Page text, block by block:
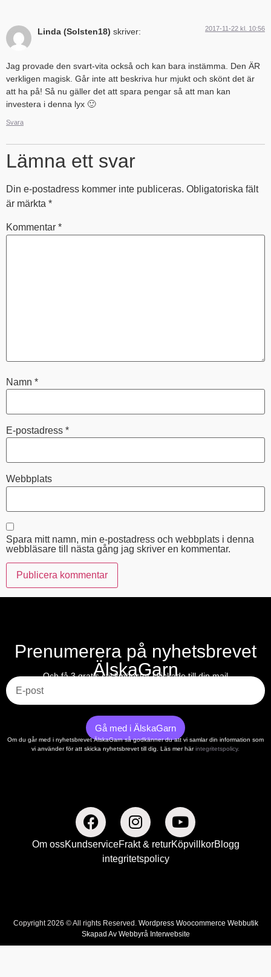
Linda (Solsten18) skriver: 2017-11-22 kl. 10:56
Jag provade den svart-vita också och kan bara instämma. Den ÄR
verkligen magisk. Går inte att beskriva hur mjukt och skönt det är
att ha på! Så nu gäller det att spara pengar så att man kan
investera i denna lyx 🙂
Svara
Lämna ett svar
Din e-postadress kommer inte publiceras. Obligatoriska fält
är märkta *
Kommentar *
Namn *
E-postadress *
Webbplats
Spara mitt namn, min e-postadress och webbplats i denna
webbläsare till nästa gång jag skriver en kommentar.
Prenumerera på nyhetsbrevet
ÄlskaGarn
Och få 3 gratis stickmönster skickade till din mail
Gå med i ÄlskaGarn
Om du går med i nyhetsbrevet ÄlskaGarn så godkänner du att vi samlar din information som
vi använder för att skicka nyhetsbrevet till dig. Läs mer härintegritetspolicy.
Om ossKundserviceFrakt & returKöpvillkorBlogg
integritetspolicy
Copyright 2026 © All rights Reserved. Wordpress Woocommerce Webbutik
Skapad Av Webbyrå Interwebsite